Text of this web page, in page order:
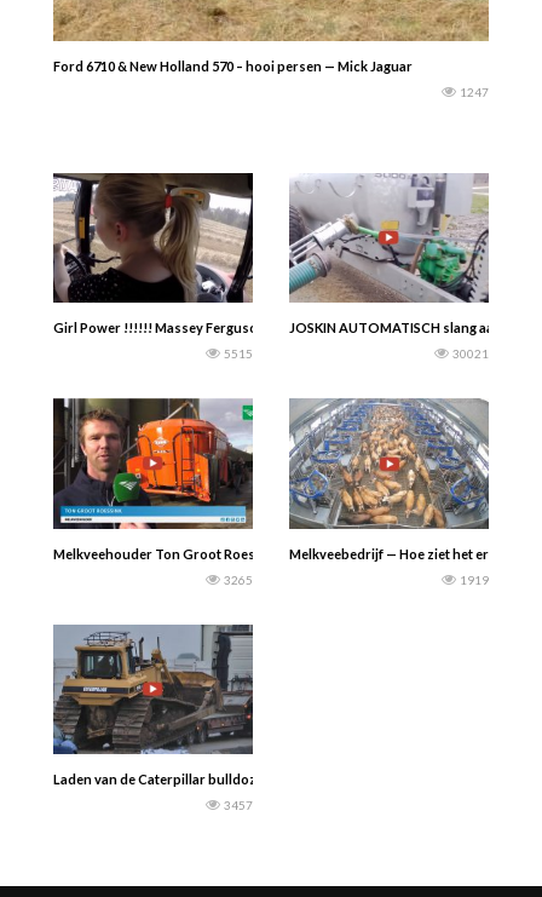
Ford 6710 & New Holland 570 – hooi persen — Mick Jaguar
1247
Girl Power !!!!!! Massey Ferguson
5515
JOSKIN AUTOMATISCH slang
30021
Melkveehouder Ton Groot Roessink uit Baak voert zijn koeien met de
3265
Melkveebedrijf — Hoe ziet het eruit als
1919
Laden van de Caterpillar bulldozer is niet zo eenvoudig…….Awesome
3457